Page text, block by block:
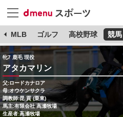
MLB ゴルフ 高校野球 競馬
牝7 鹿毛 現役
アタカマリン
父:ロードカナロア
母:オウケンサクラ
調教師:昆 貢 (栗東)
馬主:有限会社 高瀬牧場
生産者:高瀬牧場